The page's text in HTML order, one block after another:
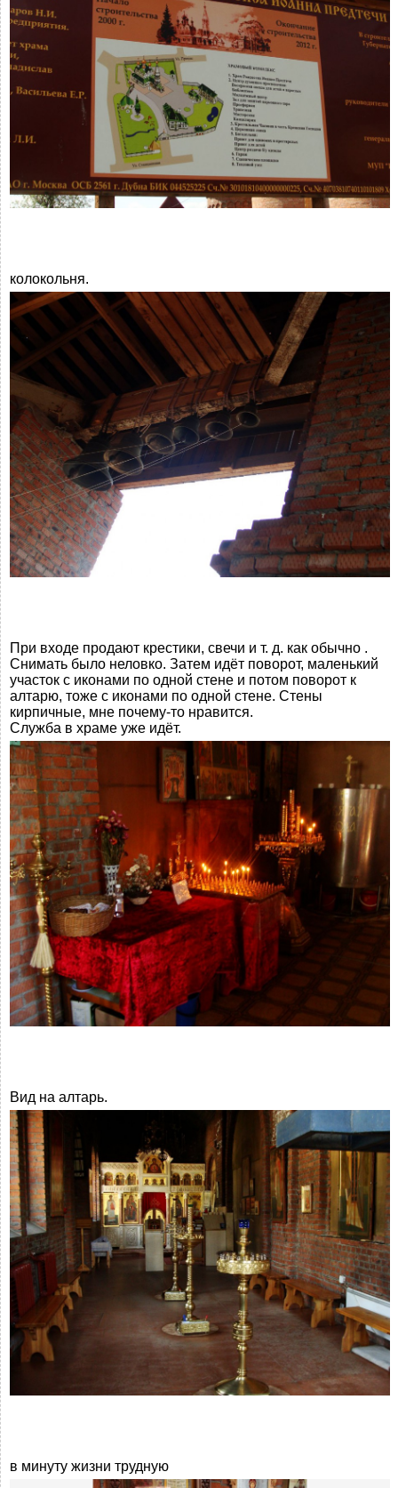
колокольня.
При входе продают крестики, свечи и т. д. как обычно .
Снимать было неловко. Затем идёт поворот, маленький
участок с иконами по одной стене и потом поворот к
алтарю, тоже с иконами по одной стене. Стены
кирпичные, мне почему-то нравится.
Служба в храме уже идёт.
Вид на алтарь.
в минуту жизни трудную